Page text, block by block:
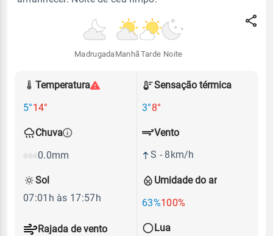
Madrugada Manhã Tarde Noite
Temperatura
5°14°
Sensação térmica
3°8°
Chuva
0.0mm
Umidade do ar
63%100%
Vento
S - 8km/h
Rajada de vento
Sol
07:01h às 17:57h
Lua